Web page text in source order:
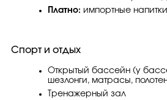
Платно: импортные
Спорт и отдых
Открытый бассейн (у
шезлонги, матрасы,
Тренажерный зал